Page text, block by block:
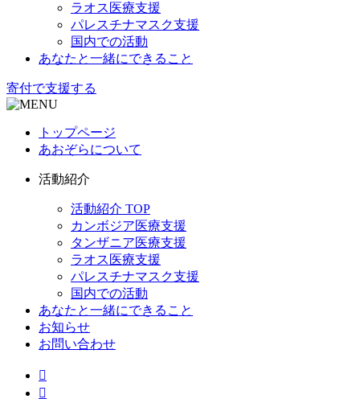
ラオス医療支援
パレスチナマスク支援
国内での活動
あなたと一緒にできること
寄付で支援する
トップページ
あおぞらについて
活動紹介
活動紹介 TOP
カンボジア医療支援
タンザニア医療支援
ラオス医療支援
パレスチナマスク支援
国内での活動
あなたと一緒にできること
お知らせ
お問い合わせ